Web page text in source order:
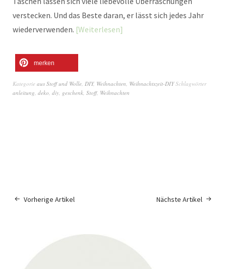
verstecken. Und das Beste daran, er lässt sich jedes Jahr
wiederverwenden. Weiterlesen
merken
Kategorie aus Stoff und Wolle DIY, Weihnachten Weihnachtszeit-DIY Schlagwörter
anleitung deko diy geschenk Stoff, Weihnachten
Vorherige Artikel Nächste Artikel